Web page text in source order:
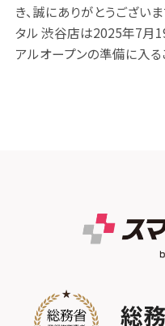
き、誠にありがとうござい
タル 渋谷店は2025年7月
アルオープンの準備に入る